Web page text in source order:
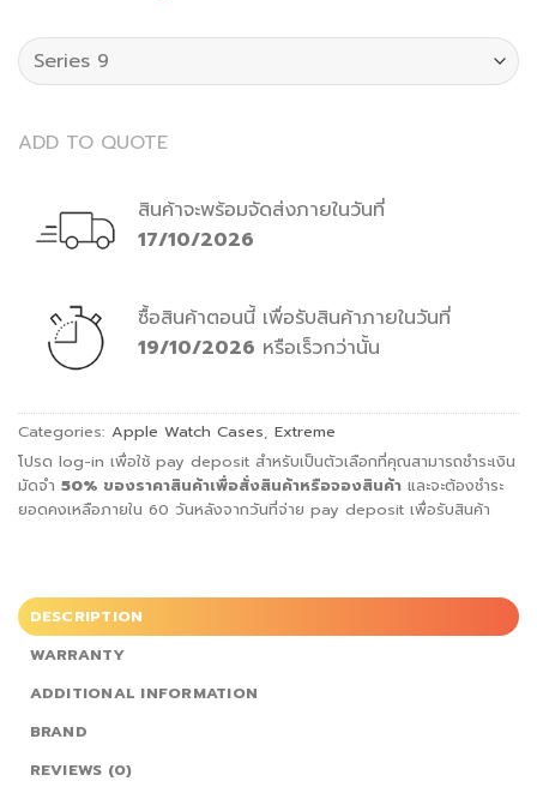
ADD TO QUOTE
สินค้าจะพร้อมจัดส่งภายในวันที่
17/10/2026
ซื้อสินค้าตอนนี้ เพื่อรับสินค้าภายในวันที่
19/10/2026 หรือเร็วกว่านั้น
Categories: Apple Watch Cases, Extreme
โปรด log-in เพื่อใช้ pay deposit สำหรับเป็นตัวเลือกที่คุณสามารถชำระเงิน
มัดจำ 50% ของราคาสินค้าเพื่อสั่งสินค้าหรือจองสินค้า และจะต้องชำระ
ยอดคงเหลือภายใน 60 วันหลังจากวันที่จ่าย pay deposit เพื่อรับสินค้า
DESCRIPTION
WARRANTY
ADDITIONAL INFORMATION
BRAND
REVIEWS (0)